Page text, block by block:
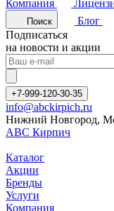
Компания
Поиск Блог
Подписаться
на новости и акции
+7-999-120-30-35
info@abckirpich.ru
Нижний Новгород,
АВС Кирпич
Каталог
Акции
Бренды
Услуги
Компания